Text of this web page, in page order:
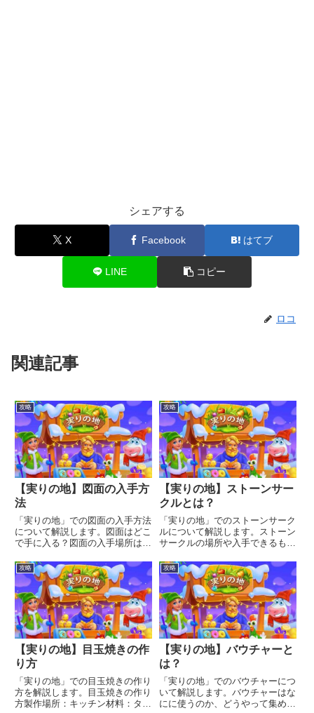
シェアする
X Facebook はてブ
LINE コピー
ロコ
関連記事
攻略
【実りの地】図面の入手方
法
「実りの地」での図面の入手方法
について解説します。図面はどこ
で手に入る？図面の入手場所は次
ドラゴンレースドラゴンレースは
クランに加入すると参加できるよ
うになるイベントです。毎週開催
され、報酬として図面を獲得す
る...
攻略
【実りの地】ストーンサー
クルとは？
「実りの地」でのストーンサーク
ルについて解説します。ストーン
サークルの場所や入手できるもの
ださい。ストーンサークルの場所
ストーンサークルはクジラを右に
進んだあたりのところにありま
す。カジノから右に真っすぐ移動
す...
攻略
【実りの地】目玉焼きの作
り方
「実りの地」での目玉焼きの作り
方を解説します。目玉焼きの作り
方製作場所：キッチン材料：タマ
攻略
【実りの地】バウチャーと
は？
「実りの地」でのバウチャーにつ
いて解説します。バウチャーはな
にに使うのか、どうやって集める